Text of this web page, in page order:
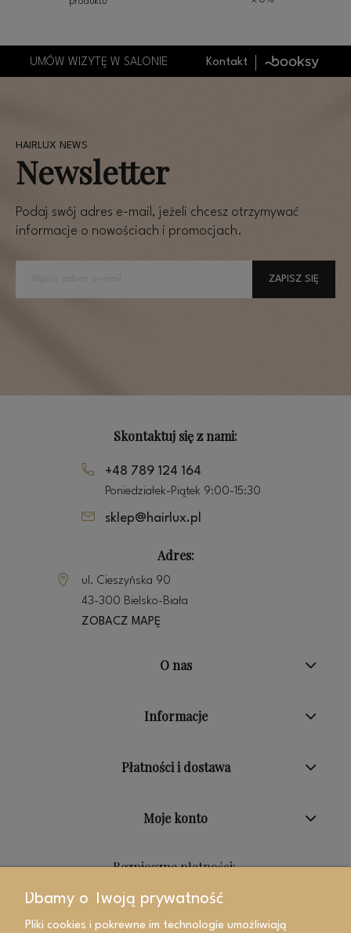
UMÓW WIZYTĘ W SALONIE Kontakt
Newsletter
Podaj swój adres e-mail, jeżeli chcesz otrzymywać
informacje o nowościach i promocjach.
ZAPISZ SIĘ
Skontaktuj się z nami:
+48 789 124 164
Poniedziałek-Piątek 9:00-15:30
sklep@hairlux.pl
Adres:
ul. Cieszyńska 90
43-300 Bielsko-Biała
ZOBACZ MAPĘ
O nas
Informacje
Płatności i dostawa
Moje konto
Bezpieczne płatności:
Dbamy o Twoją prywatność
Pliki cookies i pokrewne im technologie umożliwiają